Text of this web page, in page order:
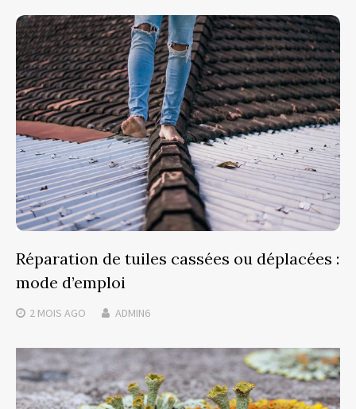
Réparation de tuiles cassées ou déplacées :
mode d’emploi
2 MOIS AGO ADMIN6